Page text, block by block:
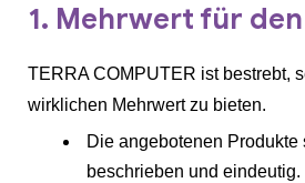
1. Mehrwert für
TERRA COMPUTER ist bestrebt,
wirklichen Mehrwert zu bieten.
Die angebotenen Produkte
beschrieben und eindeutig.